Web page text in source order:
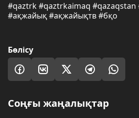
#qaztrk #qaztrkaimaq #qazaqstan
#ақжайық #ақжайықтв #бқо
Бөлісу
Соңғы жаңалықтар